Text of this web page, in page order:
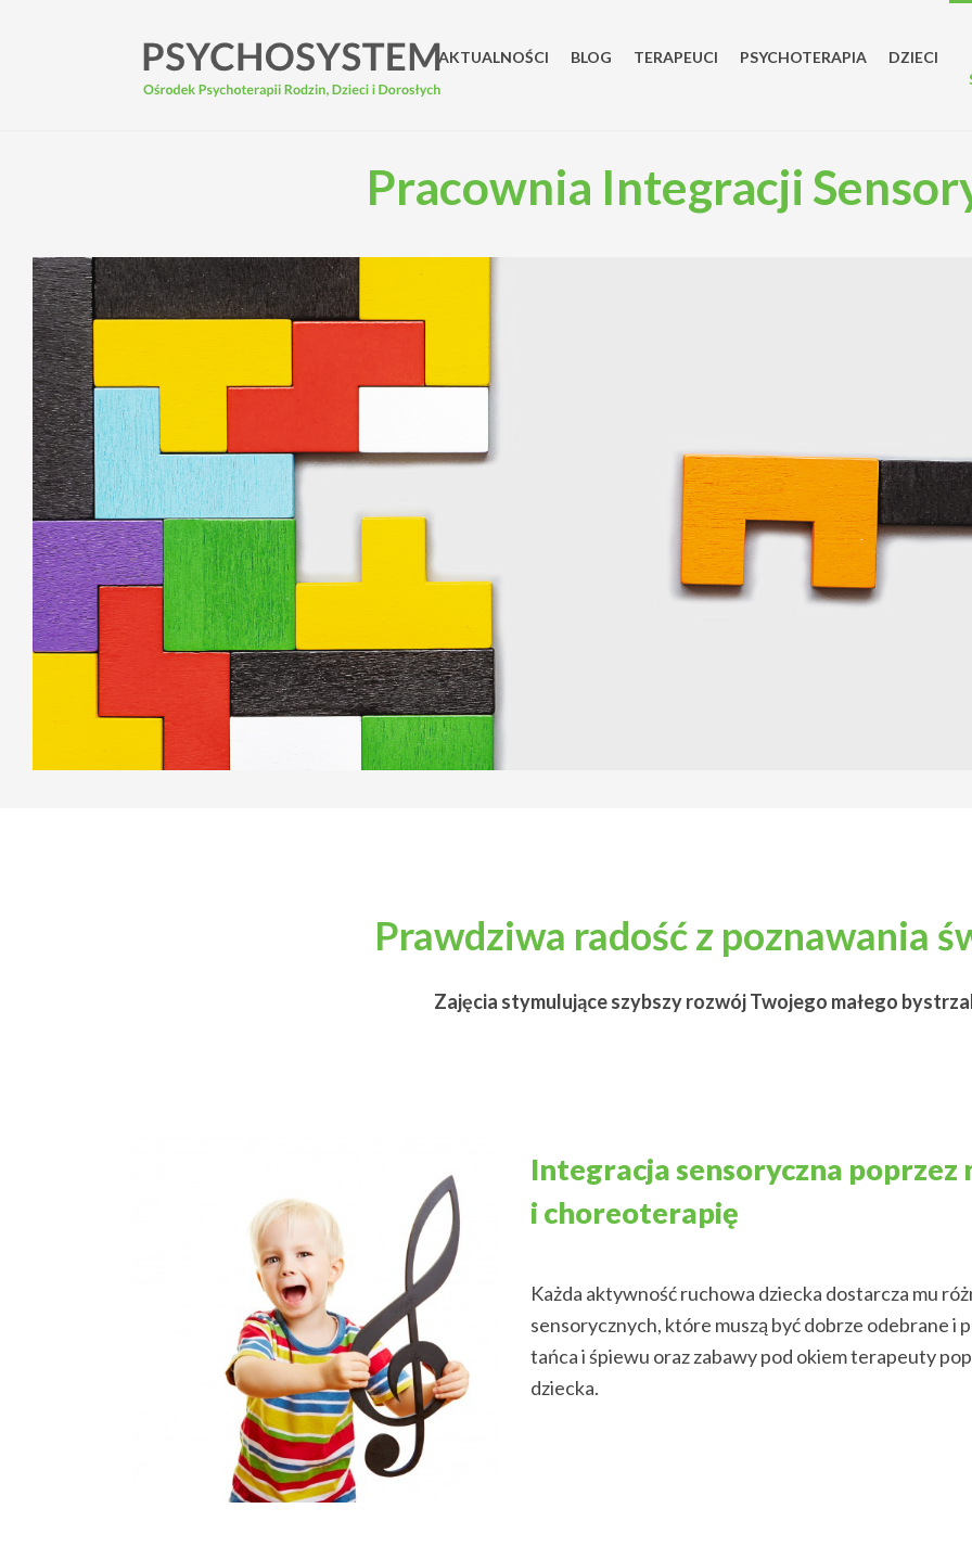
AKTUALNOŚCI BLOG TERAPEUCI PSYCHOTERAPIA DZIECI
Pracownia Integracji
Prawdziwa radość z poznawania
Zajęcia stymulujące szybszy rozwój Twojego małego
Integracja sensoryczna
i choreoterapię
Każda aktywność ruchowa dziecka dostarcza mu
sensorycznych, które muszą być dobrze odebrane i
tańca i śpiewu oraz zabawy pod okiem terapeuty
dziecka.